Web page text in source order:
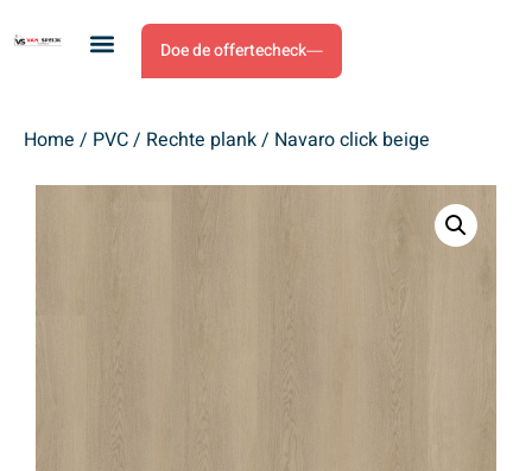
Doe de offertecheck
Home / PVC/ Rechte plank/ Navaro click beige